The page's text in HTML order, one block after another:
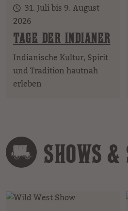
31. Juli bis 9. August
2026
TAGE DER INDIANER
Indianische Kultur, Spirit
und Tradition hautnah
erleben
SHOWS